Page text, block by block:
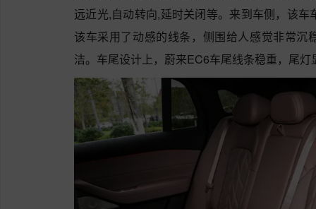
远近光,自动转向,延时关闭等。来到车侧，该
该车采用了动感的线条，侧围给人感觉非常
洁。车尾设计上，蔚来EC6车尾线条稳重，尾